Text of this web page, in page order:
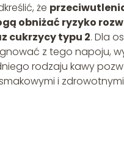
że
obniżać ryzyko
cukrzycy typu 2. Dla
z tego napoju,
rodzaju kawy
i